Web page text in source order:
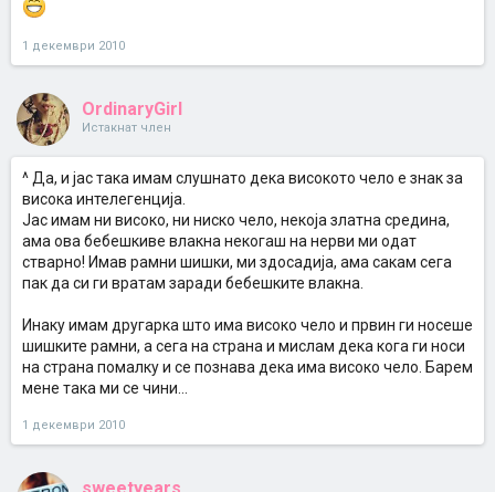
1 декември 2010
OrdinaryGirl
Истакнат член
^ Да, и јас така имам слушнато дека високото чело е знак за
висока интелегенција.
Јас имам ни високо, ни ниско чело, некоја златна средина,
ама ова бебешкиве влакна некогаш на нерви ми одат
стварно! Имав рамни шишки, ми здосадија, ама сакам сега
пак да си ги вратам заради бебешките влакна.
Инаку имам другарка што има високо чело и првин ги носеше
шишките рамни, а сега на страна и мислам дека кога ги носи
на страна помалку и се познава дека има високо чело. Барем
мене така ми се чини...
1 декември 2010